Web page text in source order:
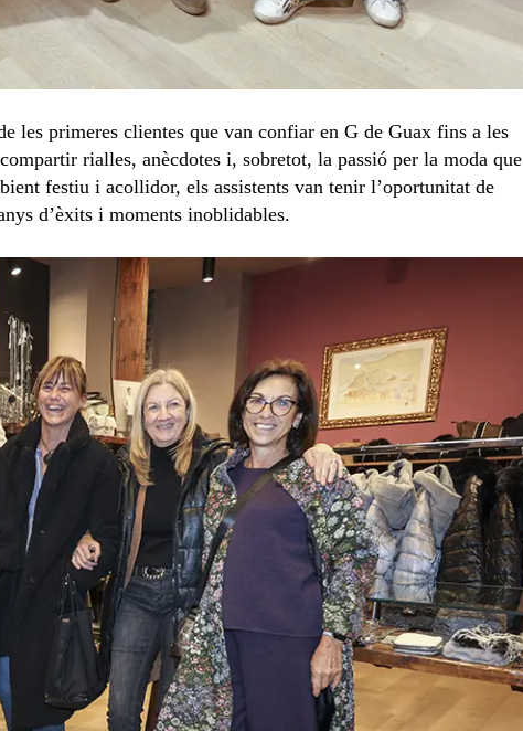
les primeres clientes que van confiar en G de Guax fins a les
rialles, anècdotes i, sobretot, la passió per la moda que
festiu i acollidor, els assistents van tenir l’oportunitat de
d’èxits i moments inoblidables.